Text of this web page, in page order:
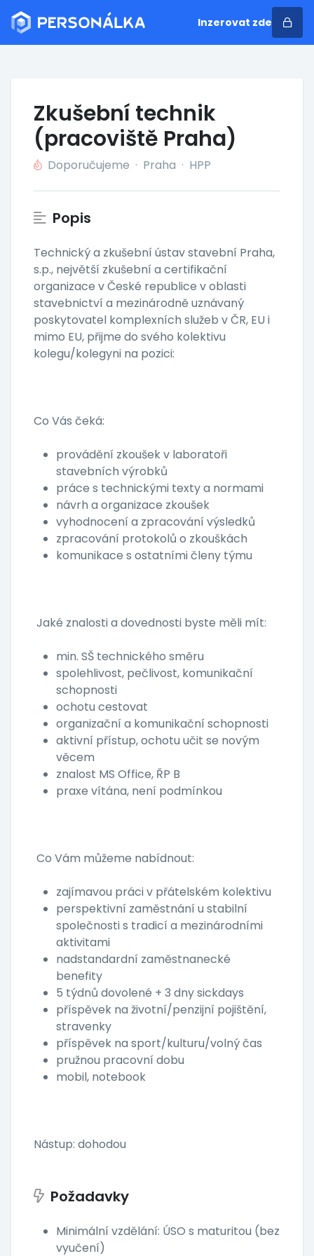
Inzerovat zde
Zkušební technik
(pracoviště Praha)
Doporučujeme · Praha · HPP
Popis
Technický a zkušební ústav stavební Praha,
s.p., největší zkušební a certifikační
organizace v České republice v oblasti
stavebnictví a mezinárodně uznávaný
poskytovatel komplexních služeb v ČR, EU i
mimo EU, přijme do svého kolektivu
kolegu/kolegyni na pozici:
Co Vás čeká:
provádění zkoušek v laboratoři
stavebních výrobků
práce s technickými texty a normami
návrh a organizace zkoušek
vyhodnocení a zpracování výsledků
zpracování protokolů o zkouškách
komunikace s ostatními členy týmu
Jaké znalosti a dovednosti byste měli mít:
min. SŠ technického směru
spolehlivost, pečlivost, komunikační
schopnosti
ochotu cestovat
organizační a komunikační schopnosti
aktivní přístup, ochotu učit se novým
věcem
znalost MS Office, ŘP B
praxe vítána, není podmínkou
Co Vám můžeme nabídnout:
zajímavou práci v přátelském kolektivu
perspektivní zaměstnání u stabilní
společnosti s tradicí a mezinárodními
aktivitami
nadstandardní zaměstnanecké
benefity
5 týdnů dovolené + 3 dny sickdays
příspěvek na životní/penzijní pojištění,
stravenky
příspěvek na sport/kulturu/volný čas
pružnou pracovní dobu
mobil, notebook
Nástup: dohodou
Požadavky
Minimální vzdělání: ÚSO s maturitou (bez
vyučení)